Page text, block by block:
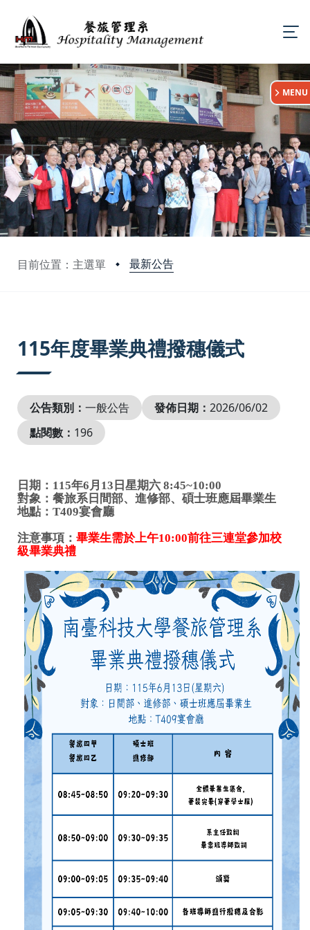
目前位置：主選單 最新公告
:::
MENU
115年度畢業典禮撥穗儀式
公告類別： 一般公告 發佈日期： 2026/06/02
點閱數： 196
日期： 115年6月13日星期六 8:45~10:00
對象：餐旅系日間部、進修部、碩士班應屆畢業生
地點： T409宴會廳
注意事項： 畢業生需於上午10:00前往三連堂參加校
級畢業典禮